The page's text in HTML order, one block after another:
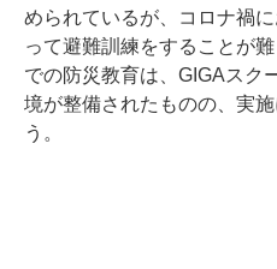
められているが、コロナ禍
って避難訓練をすることが
での防災教育は、GIGAスク
境が整備されたものの、実
う。